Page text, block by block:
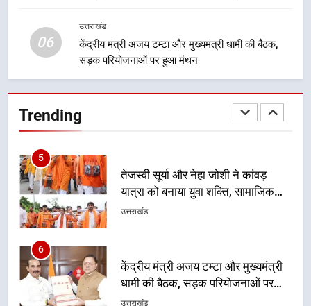
06
उत्तराखंड
केंद्रीय मंत्री अजय टम्टा और मुख्यमंत्री धामी की बैठक,
सड़क परियोजनाओं पर हुआ मंथन
Trending
की प्रक्रिया होगी और प्रभावी
तेजस्वी सूर्या और नेहा जोशी ने कांवड़
यात्रा को बनाया युवा शक्ति, सामाजिक
समरसता और भारतीय संस्कृति का सशक्त
6
केंद्रीय मंत्री अजय टम्टा और मुख्यमंत्री
धामी की बैठक, सड़क परियोजनाओं पर
हुआ मंथन
उत्तराखंड
7
एमडीडीए बोर्ड बैठक में 25 विकास प्रस्तावों
को मिली मंजूरी, देहरादून-मसूरी के
नियोजित विकास को मिलेगी रफ्तार
उत्तराखंड